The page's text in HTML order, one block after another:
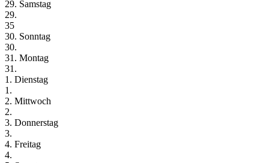
29. Samstag
29.
35
30. Sonntag
30.
31. Montag
31.
1. Dienstag
1.
2. Mittwoch
2.
3. Donnerstag
3.
4. Freitag
4.